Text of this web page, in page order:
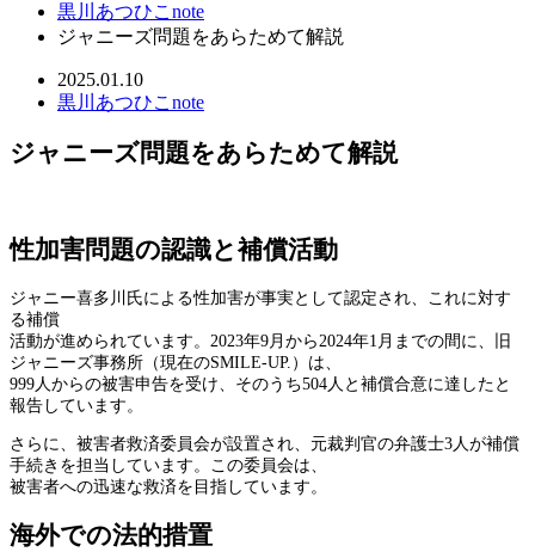
黒川あつひこnote
ジャニーズ問題をあらためて解説
2025.01.10
黒川あつひこnote
ジャニーズ問題をあらためて解説
性加害問題の認識と補償活動
ジャニー喜多川氏による性加害が事実として認定され、これに対す
る補償
活動が進められています。2023年9月から2024年1月までの間に、旧
ジャニーズ事務所（現在のSMILE-UP.）は、
999人からの被害申告を受け、そのうち504人と補償合意に達したと
報告しています。
さらに、被害者救済委員会が設置され、元裁判官の弁護士3人が補償
手続きを担当しています。この委員会は、
被害者への迅速な救済を目指しています。
海外での法的措置